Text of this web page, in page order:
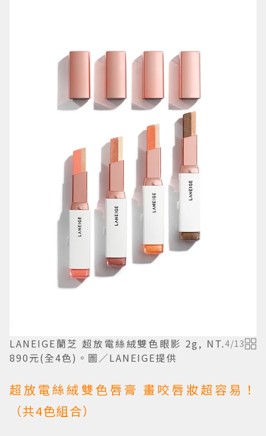
LANEIGE蘭芝 超放電絲絨雙色眼影 2g, NT.
890元(全4色)。圖／LANEIGE提供
4/13
超放電絲絨雙色唇膏 畫咬唇妝超容易！
（共4色組合）